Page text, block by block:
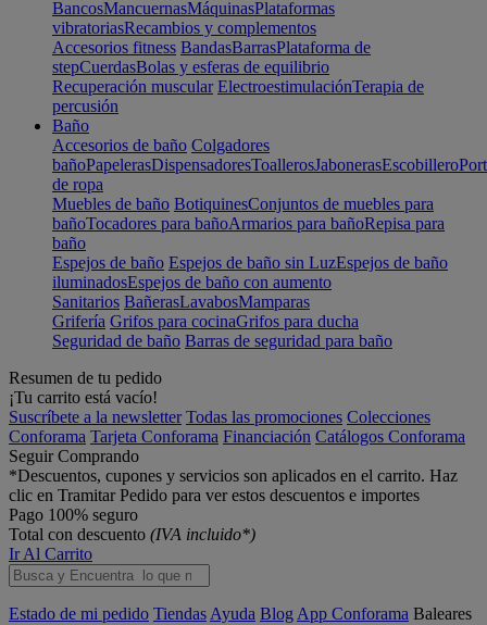
BancosMancuernasMáquinasPlataformas
vibratoriasRecambios y complementos
Accesorios fitness BandasBarrasPlataforma de
stepCuerdasBolas y esferas de equilibrio
Recuperación muscular ElectroestimulaciónTerapia de
percusión
Baño
Accesorios de baño Colgadores
bañoPapelerasDispensadoresToallerosJabonerasEscobillero
de ropa
Muebles de baño BotiquinesConjuntos de muebles para
bañoTocadores para bañoArmarios para bañoRepisa para
baño
Espejos de baño Espejos de baño sin LuzEspejos de baño
iluminadosEspejos de baño con aumento
Sanitarios BañerasLavabosMamparas
Grifería Grifos para cocinaGrifos para ducha
Seguridad de baño Barras de seguridad para baño
Resumen de tu pedido
¡Tu carrito está vacío!
Suscríbete a la newsletter Todas las promociones Colecciones
Conforama Tarjeta Conforama Financiación Catálogos Conforama
Seguir Comprando
*Descuentos, cupones y servicios son aplicados en el carrito. Haz
clic en Tramitar Pedido para ver estos descuentos e importes
Pago 100% seguro
Total con descuento (IVA incluido*)
Ir Al Carrito
Estado de mi pedido Tiendas Ayuda Blog App Conforama Baleares